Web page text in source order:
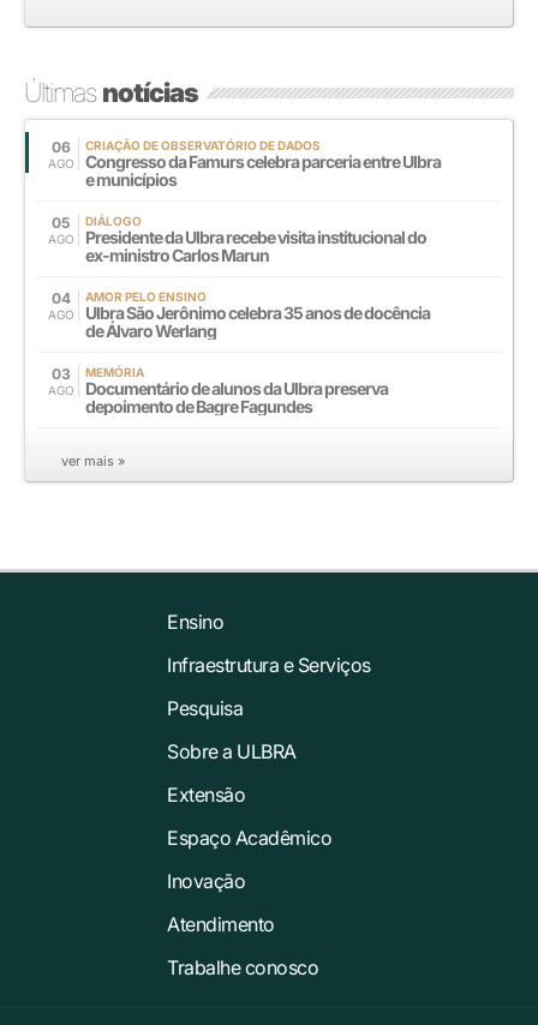
Últimasnotícias
06
AGO
CRIAÇÃO DE OBSERVATÓRIO DE DADOS
Congresso da Famurs celebra parceria entre Ulbra
e municípios
05
AGO
DIÁLOGO
Presidente da Ulbra recebe visita institucional do
ex-ministro Carlos Marun
04
AGO
AMOR PELO ENSINO
Ulbra São Jerônimo celebra 35 anos de docência
de Álvaro Werlang
03
AGO
MEMÓRIA
Documentário de alunos da Ulbra preserva
depoimento de Bagre Fagundes
ver mais »
Ensino
Infraestrutura e Serviços
Pesquisa
Sobre a ULBRA
Extensão
Espaço Acadêmico
Inovação
Atendimento
Trabalhe conosco